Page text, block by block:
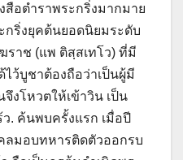
สือตำราพระกริ่งมากมาย
กริ่งยุคต้นยอดนิยมระดับ
ราช (แพ ติสฺสเทโว) ที่มี
ไว้บูชาต้องถือว่าเป็นผู้มี
งโหวตให้เข้าวิน เป็น
. ค้นพบครั้งแรก เมื่อปี
มอบทหารติดตัวออกรบ